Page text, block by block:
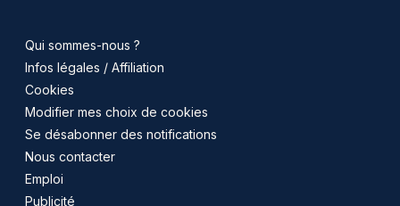
Qui sommes-nous ?
Infos légales / Affiliation
Cookies
Modifier mes choix de cookies
Se désabonner des notifications
Nous contacter
Emploi
Publicité